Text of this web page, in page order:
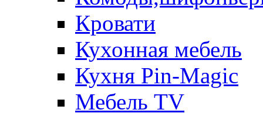
Кровати
Кухонная мебель
Кухня Pin-Magic
Мебель TV